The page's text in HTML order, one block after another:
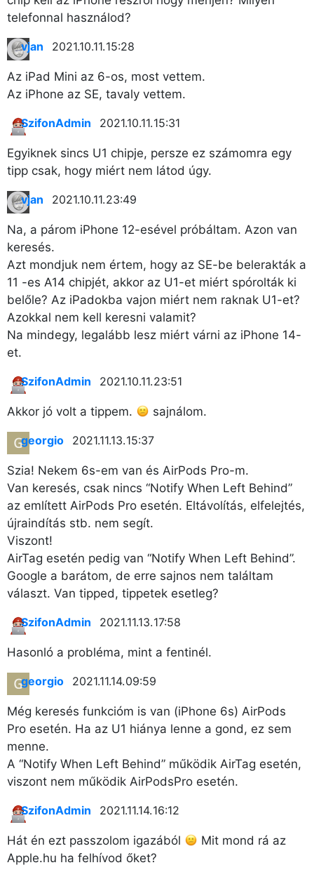
telefonnal használod?
vjan 2021.10.11. 15:28
Az iPad Mini az 6-os, most vettem.
Az iPhone az SE, tavaly vettem.
SzifonAdmin 2021.10.11. 15:31
Egyiknek sincs U1 chipje, persze ez számomra egy
tipp csak, hogy miért nem látod úgy.
vjan 2021.10.11. 23:49
Na, a párom iPhone 12-esével próbáltam. Azon van
keresés.
Azt mondjuk nem értem, hogy az SE-be belerakták a
11 -es A14 chipjét, akkor az U1-et miért spórolták ki
belőle? Az iPadokba vajon miért nem raknak U1-et?
Azokkal nem kell keresni valamit?
Na mindegy, legalább lesz miért várni az iPhone 14-
et.
SzifonAdmin 2021.10.11. 23:51
Akkor jó volt a tippem. sajnálom.
georgio 2021.11.13. 15:37
Szia! Nekem 6s-em van és AirPods Pro-m.
Van keresés, csak nincs “Notify When Left Behind”
az említett AirPods Pro esetén. Eltávolítás, elfelejtés,
újraindítás stb. nem segít.
Viszont!
AirTag esetén pedig van “Notify When Left Behind”.
Google a barátom, de erre sajnos nem találtam
választ. Van tipped, tippetek esetleg?
SzifonAdmin 2021.11.13. 17:58
Hasonló a probléma, mint a fentinél.
georgio 2021.11.14. 09:59
Még keresés funkcióm is van (iPhone 6s) AirPods
Pro esetén. Ha az U1 hiánya lenne a gond, ez sem
menne.
A “Notify When Left Behind” működik AirTag esetén,
viszont nem működik AirPodsPro esetén.
SzifonAdmin 2021.11.14. 16:12
Hát én ezt passzolom igazából
Mit mond rá az
Apple.hu ha felhívod őket?